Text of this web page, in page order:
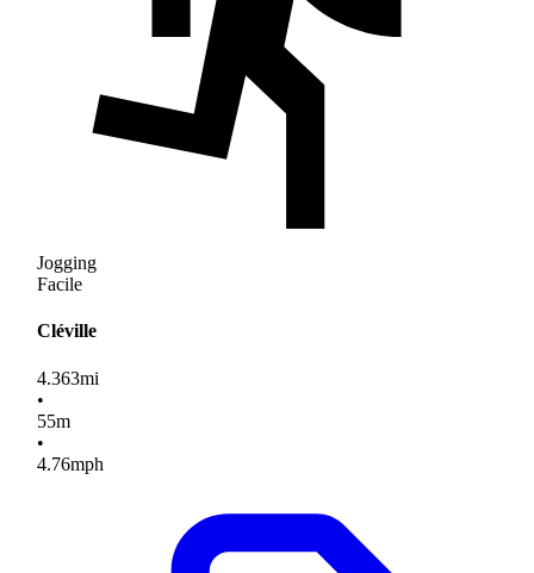
Jogging
Facile
Cléville
4.363mi
•
55m
•
4.76mph